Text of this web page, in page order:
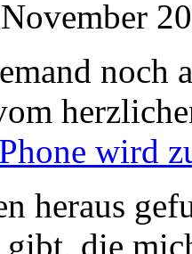
noch
wird
heraus
gibt, die